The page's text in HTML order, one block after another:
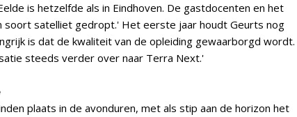
is hetzelfde als in Eindhoven. De gastdocenten en het
soort satelliet gedropt.' Het eerste jaar houdt Geurts nog
is dat de kwaliteit van de opleiding gewaarborgd wordt.
steeds verder over naar Terra Next.'
plaats in de avonduren, met als stip aan de horizon het